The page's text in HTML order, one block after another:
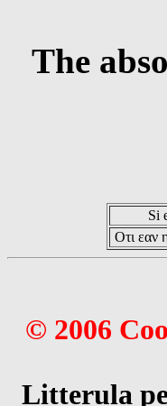
The
Si
Οτι εαν
© 2006
Litterula